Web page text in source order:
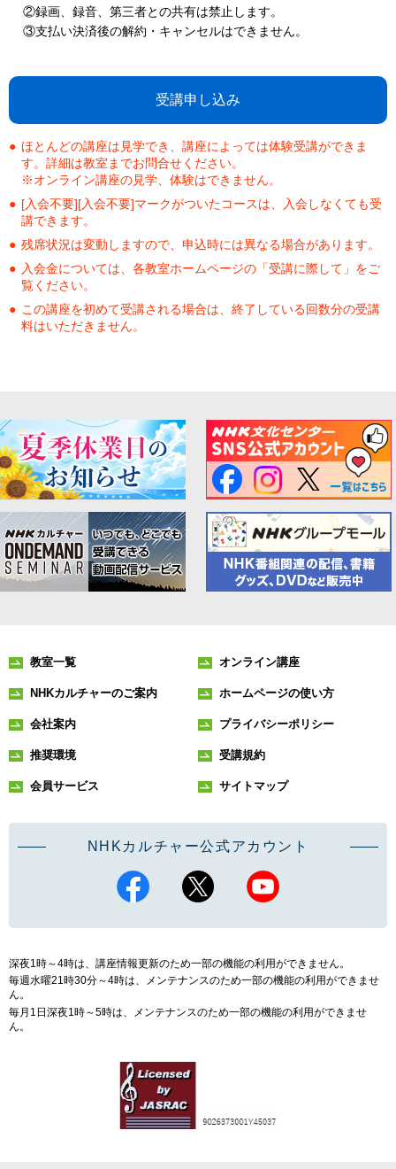
②録画、録音、第三者との共有は禁止します。
③支払い決済後の解約・キャンセルはできません。
受講申し込み
ほとんどの講座は見学でき、講座によっては体験受講ができま
す。詳細は教室までお問合せください。
※オンライン講座の見学、体験はできません。
[入会不要][入会不要]マークがついたコースは、入会しなくても受
講できます。
残席状況は変動しますので、申込時には異なる場合があります。
入会金については、各教室ホームページの「受講に際して」をご
覧ください。
この講座を初めて受講される場合は、終了している回数分の受講
料はいただきません。
教室一覧 オンライン講座
NHKカルチャーのご案内 ホームページの使い方
会社案内 プライバシーポリシー
推奨環境 受講規約
会員サービス サイトマップ
NHKカルチャー公式アカウント
深夜1時～4時は、講座情報更新のため一部の機能の利用ができません。
毎週水曜21時30分～4時は、メンテナンスのため一部の機能の利用ができませ
ん。
毎月1日深夜1時～5時は、メンテナンスのため一部の機能の利用ができませ
ん。